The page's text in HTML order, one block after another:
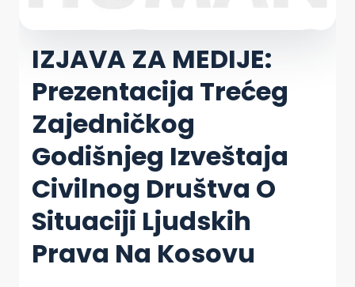
IZJAVA ZA MEDIJE:
Prezentacija Trećeg
Zajedničkog
Godišnjeg Izveštaja
Civilnog Društva O
Situaciji Ljudskih
Prava Na Kosovu